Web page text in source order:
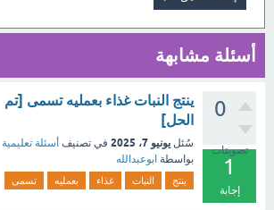
أسئلة مشابهة
0
تصويتات
1
إجابة
ينتج النبات غذاء بعمليه تسمى [تم
الحل]
سُئل يونيو 7، 2025 في تصنيف أسئلة تعليمية
بواسطة ابوعبدالله
ينتج النبات غذاء بعمليه تسمى